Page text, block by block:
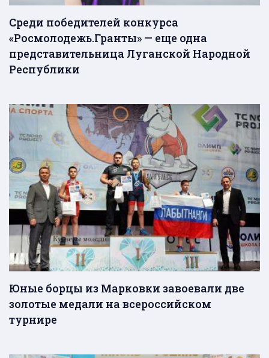
Среди победителей конкурса
«Росмолодежь.Гранты» — еще одна
представительница Луганской Народной
Республики
Юные борцы из Марковки завоевали две
золотые медали на всероссийском
турнире